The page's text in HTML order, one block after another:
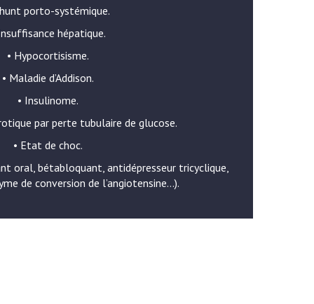
porto-systémique.
hépatique.
• Hypocortisisme.
• Maladie d’Addison.
• Insulinome.
par perte tubulaire de glucose.
• Etat de choc.
oral, bétabloquant, antidépresseur tricyclique,
de conversion de l’angiotensine…).